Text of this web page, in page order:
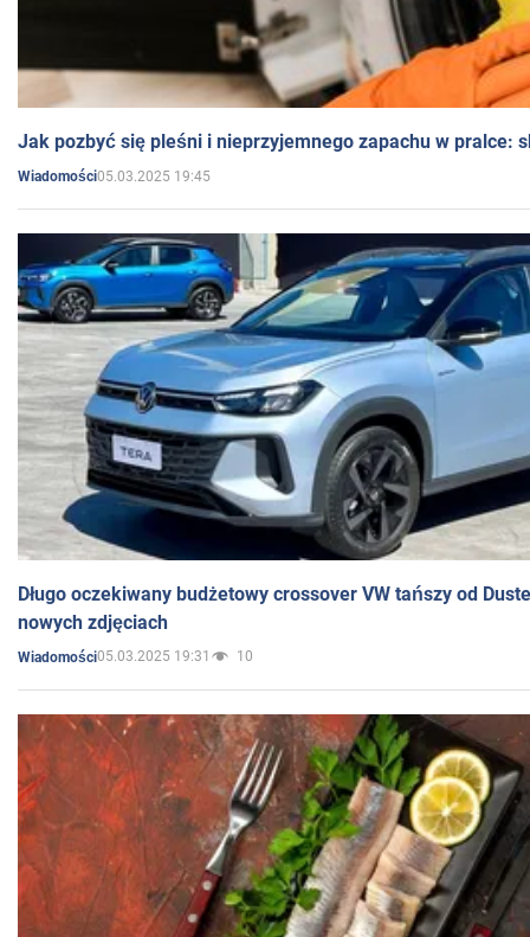
Jak pozbyć się pleśni i nieprzyjemnego zapachu w pralce:
Wiadomości05.03.2025 19:45
Długo oczekiwany budżetowy crossover VW tańszy od
nowych zdjęciach
Wiadomości05.03.2025 19:31 10